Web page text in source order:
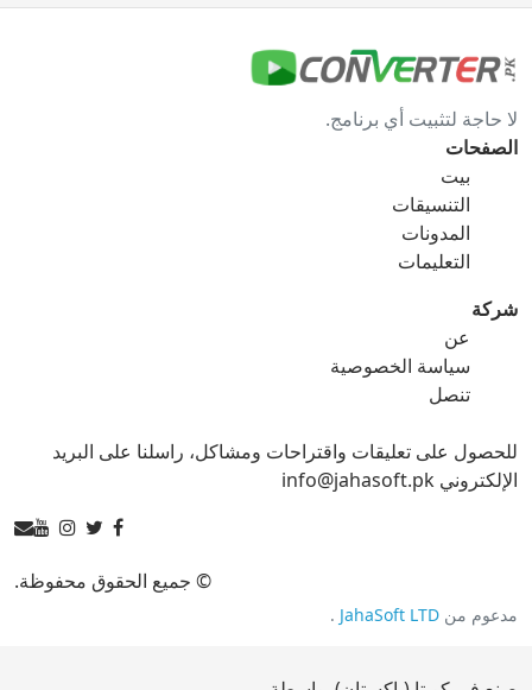
gif محول
gif ل bmp
gif ل ico
gif ل png
gif ل tga
ico ل bmp
ico ل gif ico ل jpg
لا حاجة لتثبيت أي برنامج.
الصفحات
بيت
التنسيقات
المدونات
التعليمات
شركة
عن
سياسة الخصوصية
تنصل
للحصول على تعليقات واقتراحات ومشاكل، راسلنا على البريد
الإلكتروني info@jahasoft.pk
© جميع الحقوق محفوظة.
مدعوم من JahaSoft LTD
.